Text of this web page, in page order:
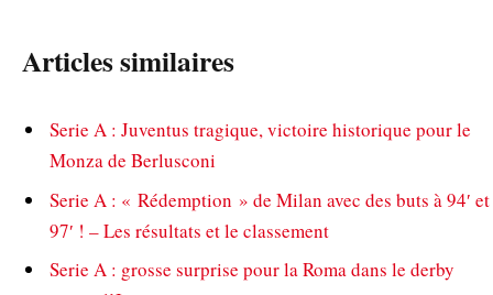
Articles similaires
Serie A : Juventus tragique, victoire historique pour le
Monza de Berlusconi
Serie A : « Rédemption » de Milan avec des buts à 94′ et
97′ ! – Les résultats et le classement
Serie A : grosse surprise pour la Roma dans le derby